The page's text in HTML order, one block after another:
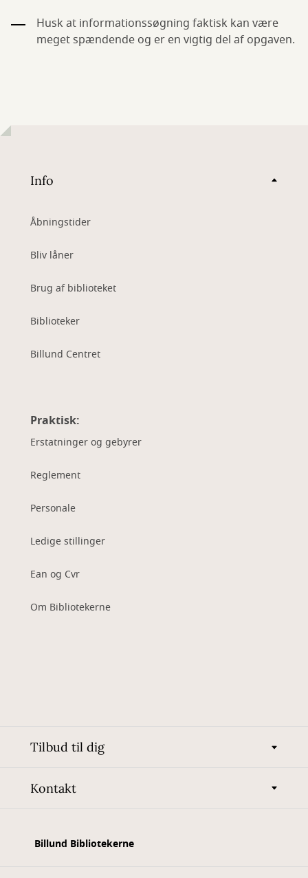
Husk at informationssøgning faktisk kan være
meget spændende og er en vigtig del af opgaven.
Info
Åbningstider
Bliv låner
Brug af biblioteket
Biblioteker
Billund Centret
Praktisk:
Erstatninger og gebyrer
Reglement
Personale
Ledige stillinger
Ean og Cvr
Om Bibliotekerne
Tilbud til dig
Kontakt
Billund Bibliotekerne